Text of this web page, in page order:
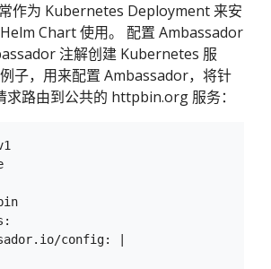
作为 Kubernetes Deployment 来安
Chart 使用。 配置 Ambassador
注解创建 Kubernetes 服
子，用来配置 Ambassador，将针
路由到公共的 httpbin.org 服务：
config: |